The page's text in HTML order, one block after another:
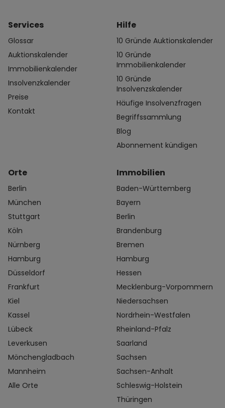
Services
Glossar
Auktionskalender
Immobilienkalender
Insolvenzkalender
Preise
Kontakt
Hilfe
10 Gründe Auktionskalender
10 Gründe
Immobilienkalender
10 Gründe
Insolvenzskalender
Häufige Insolvenzfragen
Begriffssammlung
Blog
Abonnement kündigen
Orte
Berlin
München
Stuttgart
Köln
Nürnberg
Hamburg
Düsseldorf
Frankfurt
Kiel
Kassel
Lübeck
Leverkusen
Mönchengladbach
Mannheim
Alle Orte
Immobilien
Baden-Württemberg
Bayern
Berlin
Brandenburg
Bremen
Hamburg
Hessen
Mecklenburg-Vorpommern
Niedersachsen
Nordrhein-Westfalen
Rheinland-Pfalz
Saarland
Sachsen
Sachsen-Anhalt
Schleswig-Holstein
Thüringen